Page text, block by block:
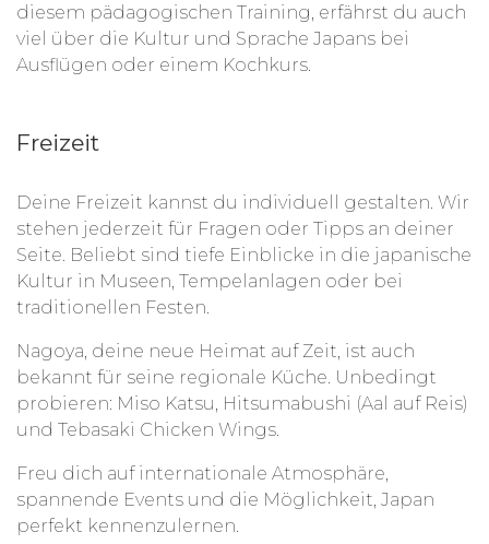
diesem pädagogischen Training, erfährst du auch
viel über die Kultur und Sprache Japans bei
Ausflügen oder einem Kochkurs.
Freizeit
Deine Freizeit kannst du individuell gestalten. Wir
stehen jederzeit für Fragen oder Tipps an deiner
Seite. Beliebt sind tiefe Einblicke in die japanische
Kultur in Museen, Tempelanlagen oder bei
traditionellen Festen.
Nagoya, deine neue Heimat auf Zeit, ist auch
bekannt für seine regionale Küche. Unbedingt
probieren: Miso Katsu, Hitsumabushi (Aal auf Reis)
und Tebasaki Chicken Wings.
Freu dich auf internationale Atmosphäre,
spannende Events und die Möglichkeit, Japan
perfekt kennenzulernen.